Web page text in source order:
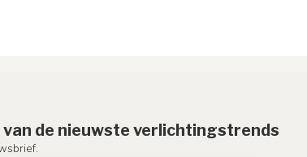
de nieuwste verlichtingstrends